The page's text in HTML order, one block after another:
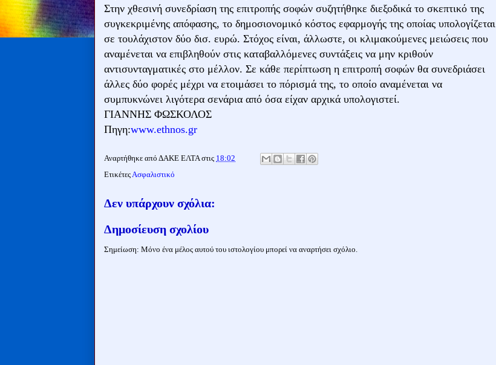
Στην χθεσινή συνεδρίαση της επιτροπής σοφών συζητήθηκε διεξοδικά το σκεπτικό της
συγκεκριμένης απόφασης, το δημοσιονομικό κόστος εφαρμογής της οποίας υπολογίζεται
σε τουλάχιστον δύο δισ. ευρώ. Στόχος είναι, άλλωστε, οι κλιμακούμενες μειώσεις που
αναμένεται να επιβληθούν στις καταβαλλόμενες συντάξεις να μην κριθούν
αντισυνταγματικές στο μέλλον. Σε κάθε περίπτωση η επιτροπή σοφών θα συνεδριάσει
άλλες δύο φορές μέχρι να ετοιμάσει το πόρισμά της, το οποίο αναμένεται να
συμπυκνώνει λιγότερα σενάρια από όσα είχαν αρχικά υπολογιστεί.
ΓΙΑΝΝΗΣ ΦΩΣΚΟΛΟΣ
Πηγη:www.ethnos.gr
Αναρτήθηκε από ΔΑΚΕ ΕΛΤΑ στις 18:02
ΕτικέτεςΑσφαλιστικό
Δεν υπάρχουν σχόλια:
Δημοσίευση σχολίου
Σημείωση: Μόνο ένα μέλος αυτού του ιστολογίου μπορεί να αναρτήσει σχόλιο.